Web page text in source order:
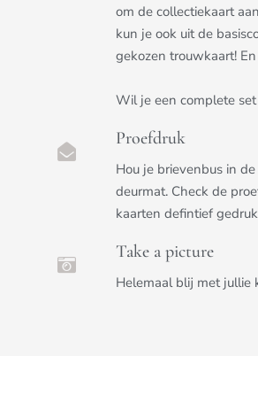
om de collectiekaart
kun je ook uit de
gekozen trouwkaart!
Wil je een complete
Proefdruk
Hou je brievenbus in
deurmat. Check de
kaarten defintief
Take a picture
Helemaal blij met jullie